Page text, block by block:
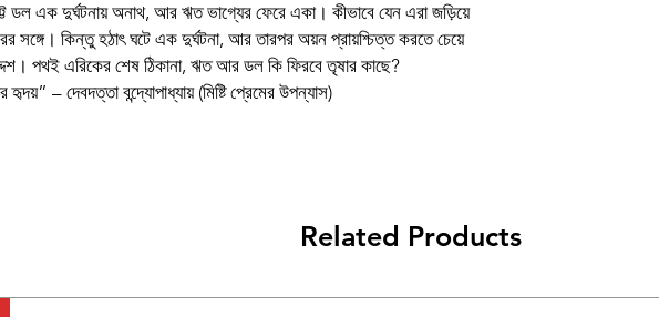
ডল এক দুর্ঘটনায় অনাথ, আর ঋত ভাগ্যের ফেরে একা। কীভাবে যেন এরা জড়িয়ে
সঙ্গে। কিন্তু হঠাৎ ঘটে এক দুর্ঘটনা, আর তারপর অয়ন প্রায়শ্চিত্ত করতে চেয়ে
পথই এরিকের শেষ ঠিকানা, ঋত আর ডল কি ফিরবে তৃষার কাছে?
– দেবদত্তা বন্দ্যোপাধ্যায় (মিষ্টি প্রেমের উপন্যাস)
Related Products